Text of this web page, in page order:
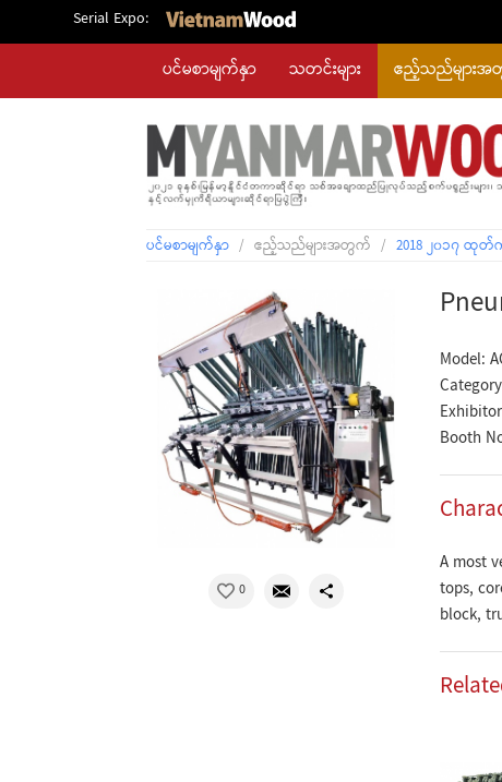
Serial Expo:
ပင်မစာမျက်နှာ သတင်းများ ဧည့်သည်များ
ပင်မစာမျက်နှာ / ဧည့်သည်များအတွက် / 2018 ၂၀၁၇ ထုတ်
0
Model:
Booth
A most
tops,
block,